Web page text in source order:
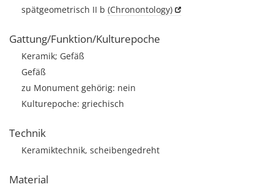
spätgeometrisch II b (Chronontology)
Gattung/Funktion/Kulturepoche
Keramik; Gefäß
Gefäß
zu Monument gehörig: nein
Kulturepoche: griechisch
Technik
Keramiktechnik, scheibengedreht
Material